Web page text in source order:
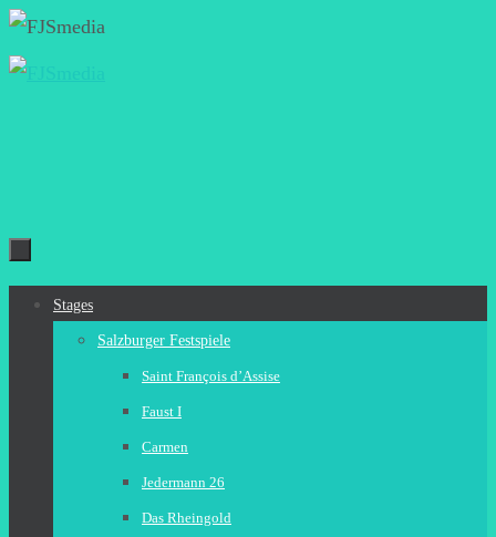
Zum
Inhalt
Zum
Stages
Salzburger Festspiele
Saint François d’Assise
Faust I
Carmen
Jedermann 26
Das Rheingold